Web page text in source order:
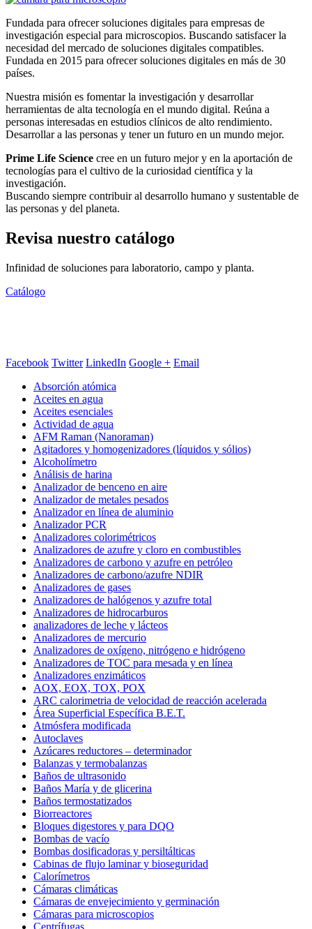
Fundada para ofrecer soluciones digitales para empresas de
investigación especial para microscopios. Buscando satisfacer la
necesidad del mercado de soluciones digitales compatibles.
Fundada en 2015 para ofrecer soluciones digitales en más de 30
países.
Nuestra misión es fomentar la investigación y desarrollar
herramientas de alta tecnología en el mundo digital. Reúna a
personas interesadas en estudios clínicos de alto rendimiento.
Desarrollar a las personas y tener un futuro en un mundo mejor.
Prime Life Science cree en un futuro mejor y en la aportación de
tecnologías para el cultivo de la curiosidad científica y la
investigación.
Buscando siempre contribuir al desarrollo humano y sustentable de
las personas y del planeta.
Revisa nuestro catálogo
Infinidad de soluciones para laboratorio, campo y planta.
Catálogo
Facebook Twitter LinkedIn Google + Email
Absorción atómica
Aceites en agua
Aceites esenciales
Actividad de agua
AFM Raman (Nanoraman)
Agitadores y homogenizadores (líquidos y sólios)
Alcoholímetro
Análisis de harina
Analizador de benceno en aire
Analizador de metales pesados
Analizador en línea de aluminio
Analizador PCR
Analizadores colorimétricos
Analizadores de azufre y cloro en combustibles
Analizadores de carbono y azufre en petróleo
Analizadores de carbono/azufre NDIR
Analizadores de gases
Analizadores de halógenos y azufre total
Analizadores de hidrocarburos
analizadores de leche y lácteos
Analizadores de mercurio
Analizadores de oxígeno, nitrógeno e hidrógeno
Analizadores de TOC para mesada y en línea
Analizadores enzimáticos
AOX, EOX, TOX, POX
ARC calorimetria de velocidad de reacción acelerada
Área Superficial Específica B.E.T.
Atmósfera modificada
Autoclaves
Azúcares reductores – determinador
Balanzas y termobalanzas
Baños de ultrasonido
Baños María y de glicerina
Baños termostatizados
Biorreactores
Bloques digestores y para DQO
Bombas de vacío
Bombas dosificadoras y persiltálticas
Cabinas de flujo laminar y bioseguridad
Calorímetros
Cámaras climáticas
Cámaras de envejecimiento y germinación
Cámaras para microscopios
Centrífugas